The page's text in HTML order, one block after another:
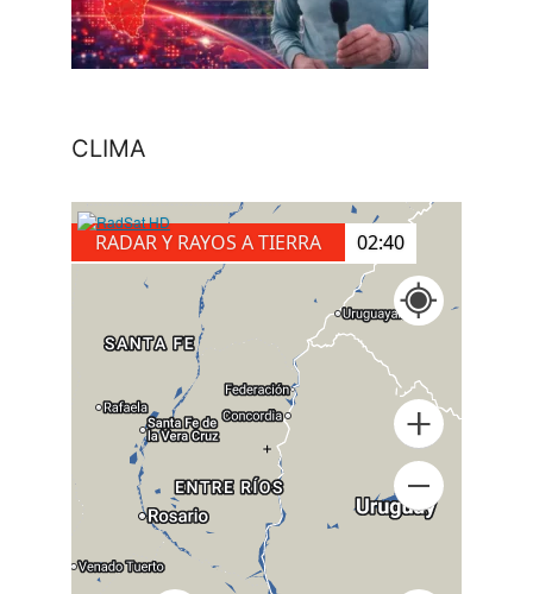
CLIMA
RADAR Y RAYOS A TIERRA 03:00
+